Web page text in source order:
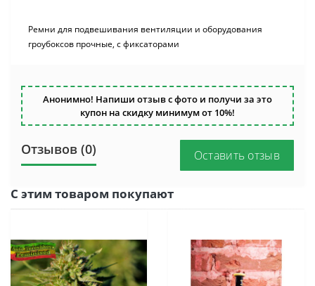
Ремни для подвешивания вентиляции и оборудования
гроубоксов прочные, с фиксаторами
Анонимно! Напиши отзыв с фото и получи за это
купон на скидку минимум от 10%!
Отзывов (0) Оставить отзыв
С этим товаром покупают